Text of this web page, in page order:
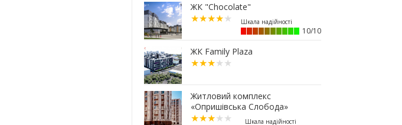
13:08
Малозабезпеченим франківцям
безкоштовно встановлюють
лічильники води
19:24
Корпус 31/1 ЖР "Княгинин" –
актуальний стан будівництва
(ФОТО)
03.07.2026
12:30
Що обрати: розстрочку чи
ЖК "Chocolate"
10/10
ЖК Family Plaza
Житловий комплекс
«Опришівська Слобода»